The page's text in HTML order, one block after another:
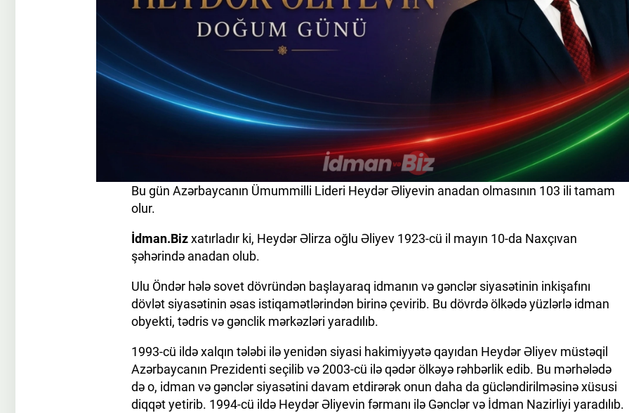
Bu gün Azərbaycanın Ümummilli Lideri Heydər Əliyevin anadan olmasının 103 ili tamam
olur.
İdman.Bizxatırladır ki, Heydər Əlirza oğlu Əliyev 1923-cü il mayın 10-da Naxçıvan
şəhərində anadan olub.
Ulu Öndər hələ sovet dövründən başlayaraq idmanın və gənclər siyasətinin inkişafını
dövlət siyasətinin əsas istiqamətlərindən birinə çevirib. Bu dövrdə ölkədə yüzlərlə idman
obyekti, tədris və gənclik mərkəzləri yaradılıb.
1993-cü ildə xalqın tələbi ilə yenidən siyasi hakimiyyətə qayıdan Heydər Əliyev müstəqil
Azərbaycanın Prezidenti seçilib və 2003-cü ilə qədər ölkəyə rəhbərlik edib. Bu mərhələdə
də o, idman və gənclər siyasətini davam etdirərək onun daha da gücləndirilməsinə xüsusi
diqqət yetirib. 1994-cü ildə Heydər Əliyevin fərmanı ilə Gənclər və İdman Nazirliyi yaradılıb.